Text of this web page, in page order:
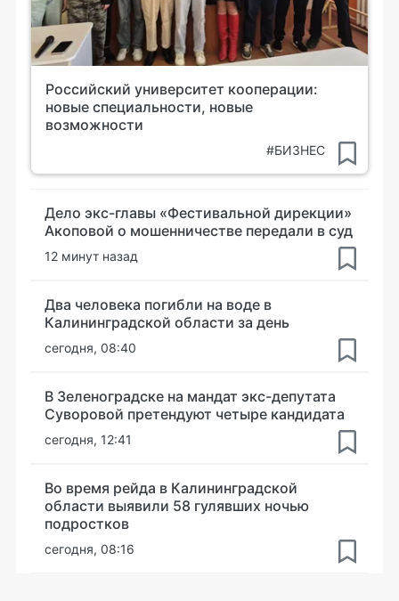
Российский университет кооперации:
новые специальности, новые
возможности
#БИЗНЕС
Дело экс-главы «Фестивальной дирекции»
Акоповой о мошенничестве передали в суд
12 минут назад
Два человека погибли на воде в
Калининградской области за день
сегодня, 08:40
В Зеленоградске на мандат экс-депутата
Суворовой претендуют четыре кандидата
сегодня, 12:41
Во время рейда в Калининградской
области выявили 58 гулявших ночью
подростков
сегодня, 08:16